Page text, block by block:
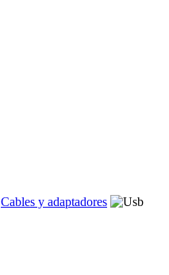
Cables y adaptadores